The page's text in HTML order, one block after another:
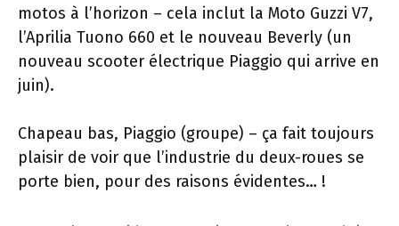
motos à l’horizon – cela inclut la Moto Guzzi V7,
l’Aprilia Tuono 660 et le nouveau Beverly (un
nouveau scooter électrique Piaggio qui arrive en
juin).
Chapeau bas, Piaggio (groupe) – ça fait toujours
plaisir de voir que l’industrie du deux-roues se
porte bien, pour des raisons évidentes… !